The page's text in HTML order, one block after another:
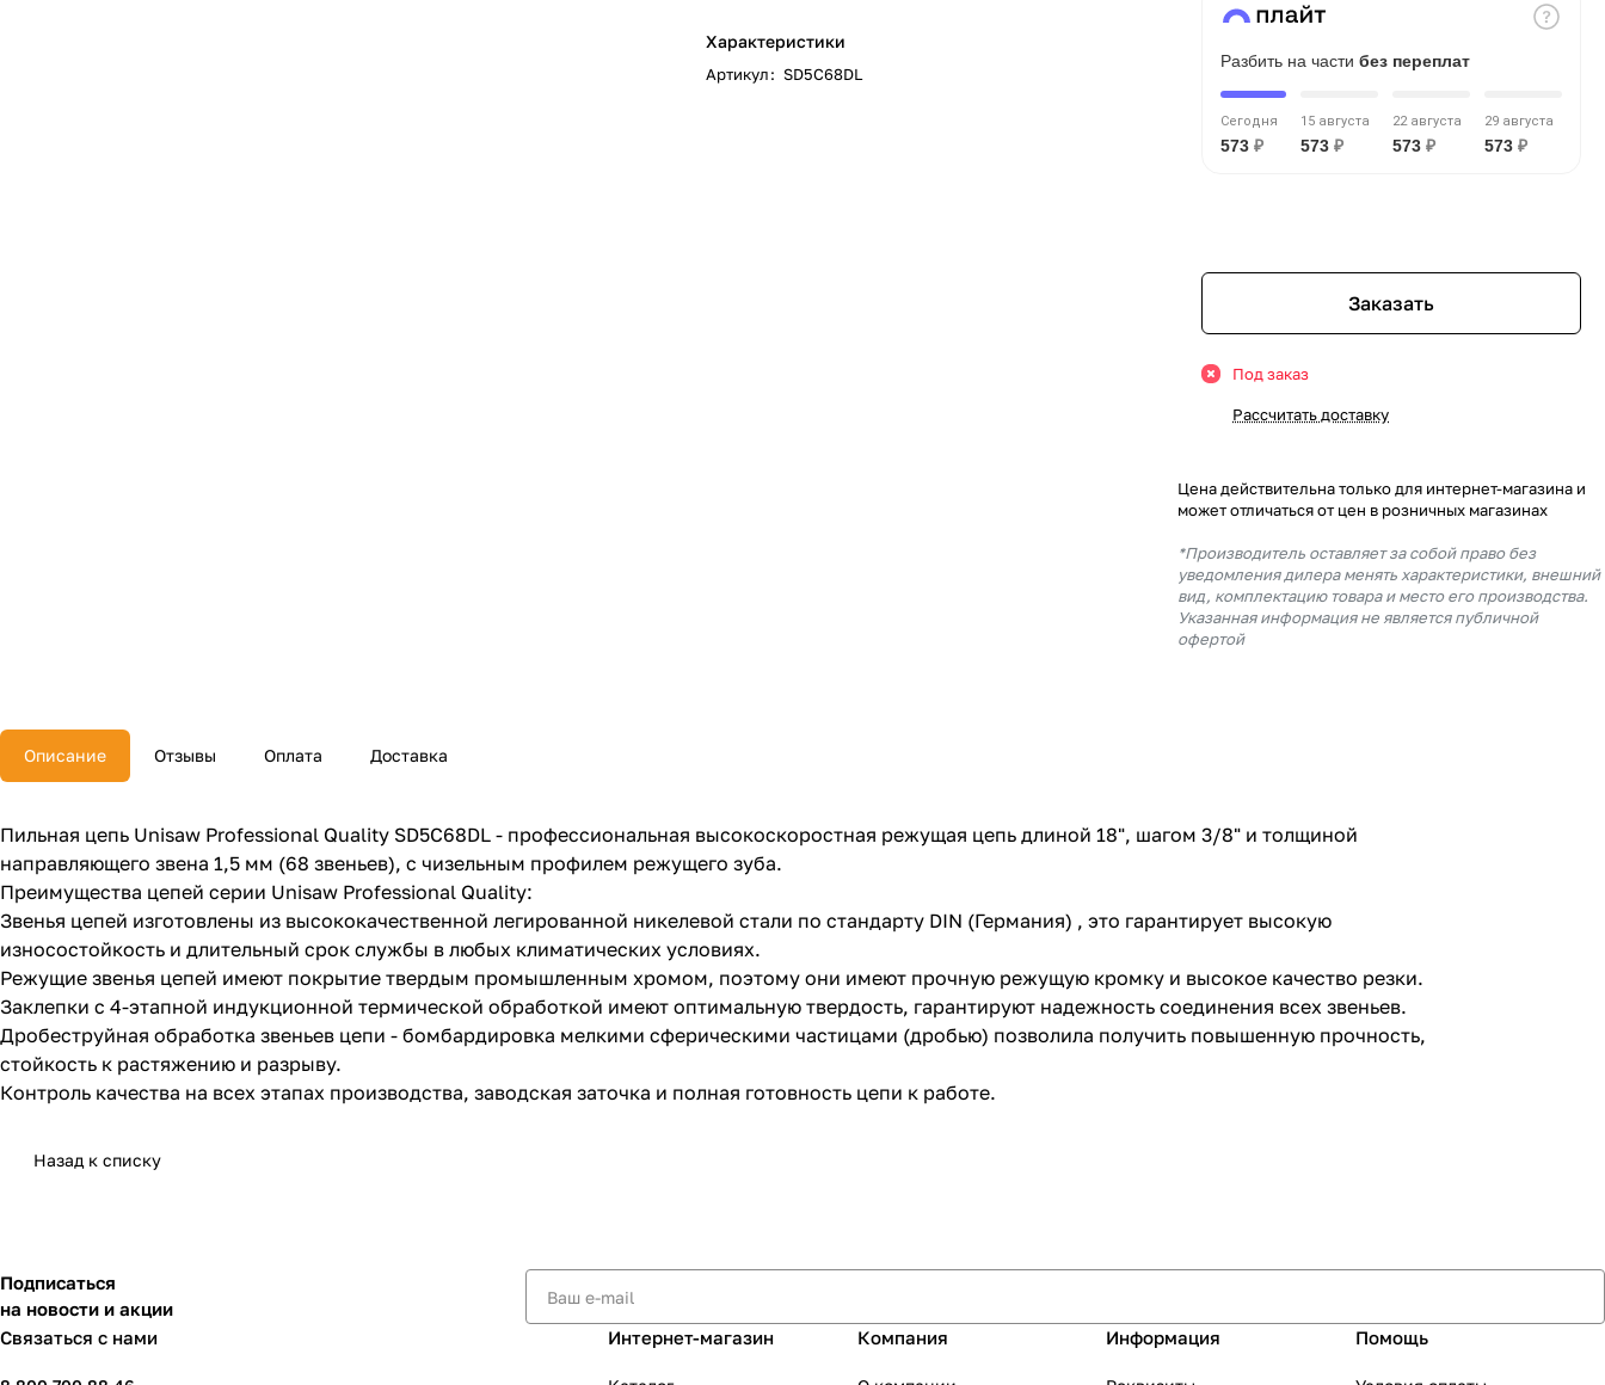
Характеристики
Артикул: SD5C68DL
Разбить на части без переплат
Сегодня
573 ₽
15 августа
573 ₽
22 августа
573 ₽
29 августа
573 ₽
Заказать
Под заказ
Рассчитать доставку
Цена действительна только для интернет-магазина и
может отличаться от цен в розничных магазинах
*Производитель оставляет за собой право без
уведомления дилера менять характеристики, внешний
вид, комплектацию товара и место его производства.
Указанная информация не является публичной
офертой
Описание Отзывы Оплата Доставка
Пильная цепь Unisaw Professional Quality SD5C68DL - профессиональная высокоскоростная режущая цепь длиной 18", шагом 3/8" и толщиной
направляющего звена 1,5 мм (68 звеньев), с чизельным профилем режущего зуба.
Преимущества цепей серии Unisaw Professional Quality:
Звенья цепей изготовлены из высококачественной легированной никелевой стали по стандарту DIN (Германия) , это гарантирует высокую
износостойкость и длительный срок службы в любых климатических условиях.
Режущие звенья цепей имеют покрытие твердым промышленным хромом, поэтому они имеют прочную режущую кромку и высокое качество резки.
Заклепки с 4-этапной индукционной термической обработкой имеют оптимальную твердость, гарантируют надежность соединения всех звеньев.
Дробеструйная обработка звеньев цепи - бомбардировка мелкими сферическими частицами (дробью) позволила получить повышенную прочность,
стойкость к растяжению и разрыву.
Контроль качества на всех этапах производства, заводская заточка и полная готовность цепи к работе.
Назад к списку
Подписаться
на новости и акции
Связаться с нами
Интернет-магазин Компания Информация Помощь
раз в 2 недели